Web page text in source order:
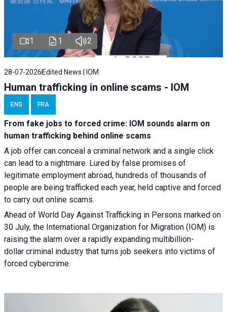
1 1 2
28-07-2026Edited News | IOM
Human trafficking in online scams - IOM
ENG FRA
From fake jobs to forced crime: IOM sounds alarm on
human trafficking behind online scams
A job offer can conceal a criminal network and a single click
can lead to a nightmare. Lured by false promises of
legitimate employment abroad, hundreds of thousands of
people are being trafficked each year, held captive and forced
to carry out online scams.
Ahead of World Day Against Trafficking in Persons marked on
30 July, the International Organization for Migration (IOM) is
raising the alarm over a rapidly expanding multibillion-
dollar criminal industry that turns job seekers into victims of
forced cybercrime.